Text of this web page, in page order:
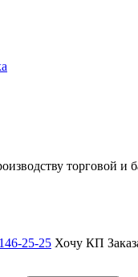
торговой и
25-25 Хочу КП